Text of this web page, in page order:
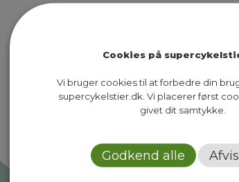
Nyheder
Dokumenter
Cookies på
Vi bruger cookies til at forbedre din
supercykelstier.dk. Vi placerer først
givet dit samtykke.
Godkend alle